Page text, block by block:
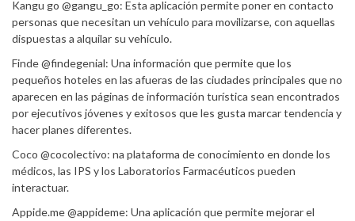
Kangu go @gangu_go: Esta aplicación permite poner en contacto
personas que necesitan un vehículo para movilizarse, con aquellas
dispuestas a alquilar su vehículo.
Finde @findegenial: Una información que permite que los
pequeños hoteles en las afueras de las ciudades principales que no
aparecen en las páginas de información turística sean encontrados
por ejecutivos jóvenes y exitosos que les gusta marcar tendencia y
hacer planes diferentes.
Coco @cocolectivo: na plataforma de conocimiento en donde los
médicos, las IPS y los Laboratorios Farmacéuticos pueden
interactuar.
Appide.me @appideme: Una aplicación que permite mejorar el